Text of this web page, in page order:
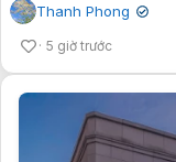
Thanh Phong ✔
5 giờ trước